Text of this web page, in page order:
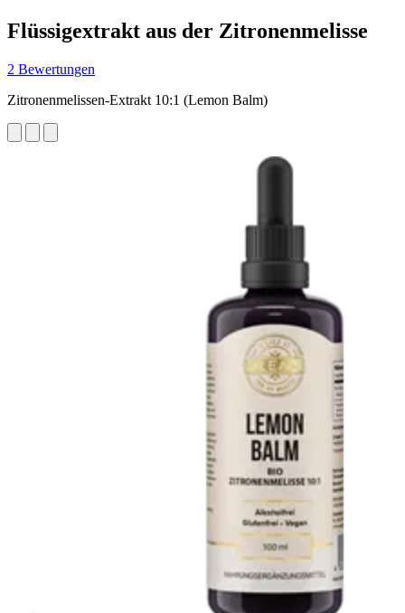
Flüssigextrakt aus der Zitronenmelisse
2 Bewertungen
Zitronenmelissen-Extrakt 10:1 (Lemon Balm)